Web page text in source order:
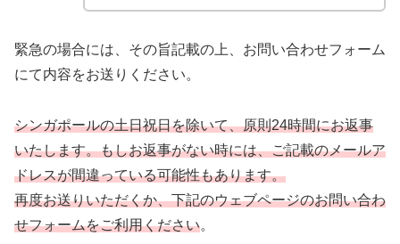
緊急の場合には、その旨記載の上、お問い合わせフォーム
にて内容をお送りください。
シンガポールの土日祝日を除いて、原則24時間にお返事
いたします。もしお返事がない時には、ご記載のメールア
ドレスが間違っている可能性もあります。
再度お送りいただくか、下記のウェブページのお問い合わ
せフォームをご利用ください。